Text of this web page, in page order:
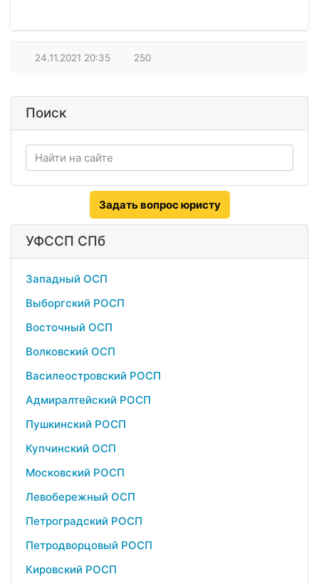
24.11.2021 20:35 250
Поиск
Задать вопрос юристу
УФССП СПб
Западный ОСП
Выборгский РОСП
Восточный ОСП
Волковский ОСП
Василеостровский РОСП
Адмиралтейский РОСП
Пушкинский РОСП
Купчинский ОСП
Московский РОСП
Левобережный ОСП
Петроградский РОСП
Петродворцовый РОСП
Кировский РОСП